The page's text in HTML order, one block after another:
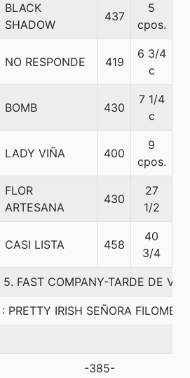
BLACK
SHADOW
437
5
cpos.
NO RESPONDE 419
6 3/4
c
BOMB 430
7 1/4
c
LADY VIÑA 400
9
cpos.
FLOR
ARTESANA
430
27
1/2
CASI LISTA 458
40
3/4
5. FAST COMPANY-TARDE DE
PRETTY IRISH SEÑORA
-385-